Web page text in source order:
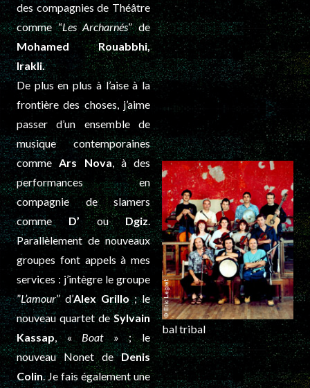
des compagnies de Théâtre
comme “Les Archarnés” de
Mohamed Rouabbhi,
Irakli.
De plus en plus à l’aise à la
frontière des choses, j’aime
passer d’un ensemble de
musique contemporaines
commeArs Nova, à des
performances en
compagnie de slamers
commeD’ouDgiz.
Parallèlement de nouveaux
groupes font appels à mes
services : j’intègre le groupe
”L’amour” d’Alex Grillo; le
nouveau quartet deSylvain
Kassap, « Boat» ; le
nouveau Nonet deDenis
Colin. Je fais également une
bal tribal